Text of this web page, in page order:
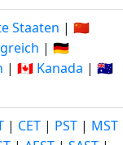
Staaten | 🇨🇳
| 🇩🇪
| 🇨🇦 Kanada | 🇦🇺
| CET | PST | MST